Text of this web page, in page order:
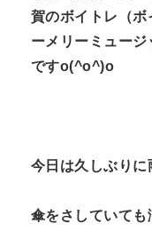
D
O
賀のボイトレ（ボ
ーメリーミュージ
ですo(^o^)o
今日は久しぶり
傘をさしていて